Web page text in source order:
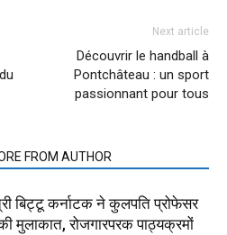
Next article
Découvrir le handball à
Pontchâteau : un sport
passionnant pour tous
FROM AUTHOR
बिट्टू कर्नाटक ने कुलपति प्रोफेसर
मुलाकात, रोजगारपरक पाठ्यक्रमों